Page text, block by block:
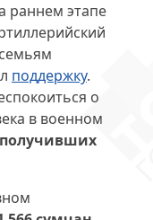
раннем этапе
поддержку.
о
в военном